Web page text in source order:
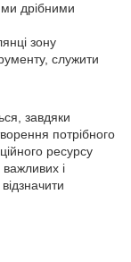
дрібними
зону
служити
завдяки
потрібного
ресурсу
і